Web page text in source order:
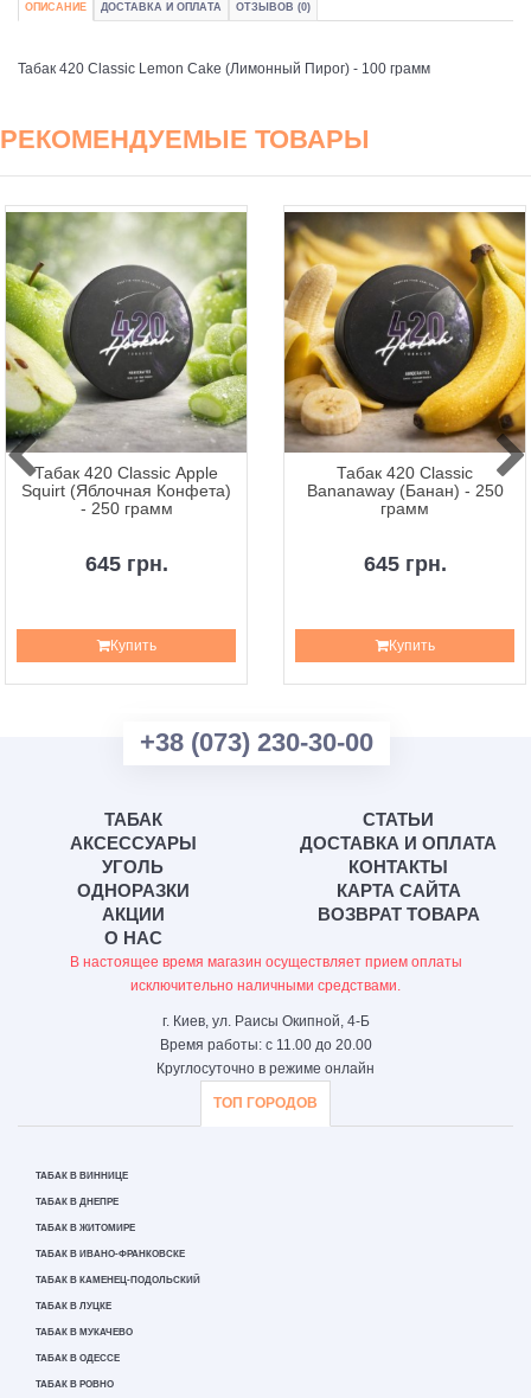
ОПИСАНИЕ ДОСТАВКА И ОПЛАТА ОТЗЫВОВ (0)
Табак 420 Classic Lemon Cake (Лимонный Пирог) - 100 грамм
РЕКОМЕНДУЕМЫЕ ТОВАРЫ
Табак 420 Classic Apple
Squirt (Яблочная Конфета)
- 250 грамм
645 грн.
Купить
Табак 420 Classic
Bananaway (Банан) - 250
грамм
645 грн.
Купить
+38 (073) 230-30-00
ТАБАК
АКСЕССУАРЫ
УГОЛЬ
ОДНОРАЗКИ
АКЦИИ
О НАС
СТАТЬИ
ДОСТАВКА И ОПЛАТА
КОНТАКТЫ
КАРТА САЙТА
ВОЗВРАТ ТОВАРА
В настоящее время магазин осуществляет прием оплаты
исключительно наличными средствами.
г. Киев, ул. Раисы Окипной, 4-Б
Время работы: с 11.00 до 20.00
Круглосуточно в режиме онлайн
ТОП ГОРОДОВ
ТАБАК В ВИННИЦЕ
ТАБАК В ДНЕПРЕ
ТАБАК В ЖИТОМИРЕ
ТАБАК В ИВАНО-ФРАНКОВСКЕ
ТАБАК В КАМЕНЕЦ-ПОДОЛЬСКИЙ
ТАБАК В ЛУЦКЕ
ТАБАК В МУКАЧЕВО
ТАБАК В ОДЕССЕ
ТАБАК В РОВНО